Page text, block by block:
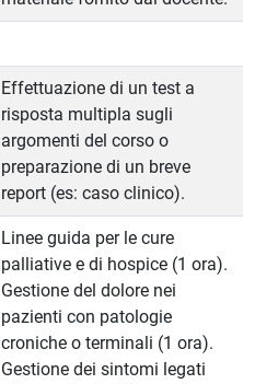
Effettuazione di un test a
risposta multipla sugli
argomenti del corso o
preparazione di un breve
report (es: caso clinico).
Linee guida per le cure
palliative e di hospice (1 ora).
Gestione del dolore nei
pazienti con patologie
croniche o terminali (1 ora).
Gestione dei sintomi legati